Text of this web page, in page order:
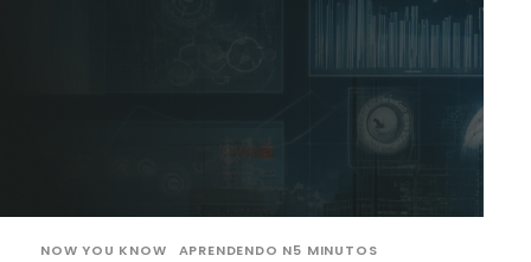
NOW YOU KNOW APRENDENDO N5 MINUTOS